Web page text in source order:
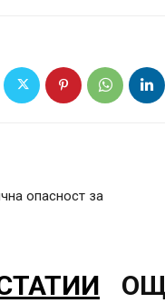
опасност за